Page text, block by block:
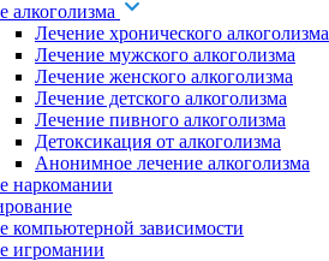
алкоголизма
Лечение хронического алкоголизма
Лечение мужского алкоголизма
Лечение женского алкоголизма
Лечение детского алкоголизма
Лечение пивного алкоголизма
Детоксикация от алкоголизма
Анонимное лечение алкоголизма
наркомании
компьютерной зависимости
игромании